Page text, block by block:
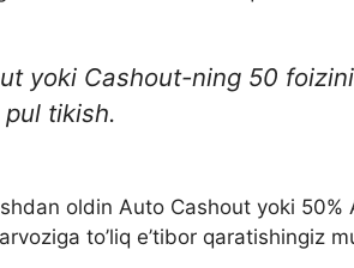
yoki Cashout-ning 50
tikish.
oldin Auto Cashout yoki
to’liq e’tibor qaratishingiz